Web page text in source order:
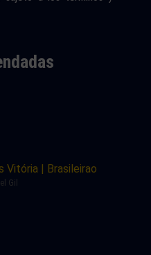
Vitória | Brasileirao
Gil